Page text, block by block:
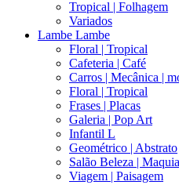
Tropical | Folhagem
Variados
Lambe Lambe
Floral | Tropical
Cafeteria | Café
Carros | Mecânica |
Floral | Tropical
Frases | Placas
Galeria | Pop Art
Infantil L
Geométrico | Abstrato
Salão Beleza |
Viagem | Paisagem